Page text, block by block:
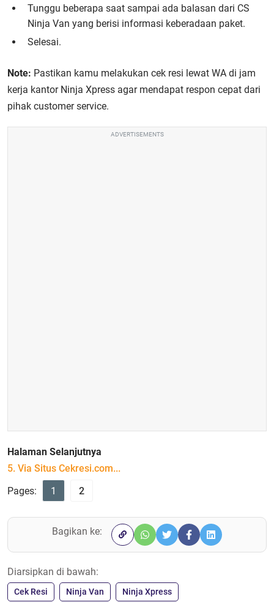
Tunggu beberapa saat sampai ada balasan dari CS
Ninja Van yang berisi informasi keberadaan paket.
Selesai.
Note: Pastikan kamu melakukan cek resi lewat WA di jam
kerja kantor Ninja Xpress agar mendapat respon cepat dari
pihak customer service.
ADVERTISEMENTS
Halaman Selanjutnya
5. Via Situs Cekresi.com...
Pages:
1 2
Bagikan ke:
Diarsipkan di bawah:
Cek Resi Ninja Van Ninja Xpress